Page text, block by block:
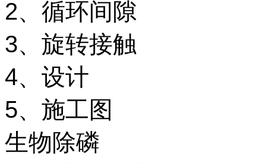
2、循环间隙
3、旋转接触
4、设计
5、施工图
生物除磷